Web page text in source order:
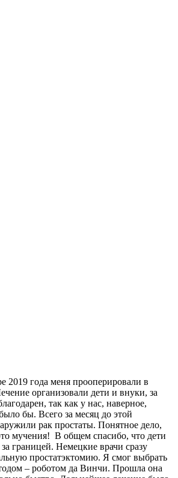
2019 года меня прооперировали в
организовали дети и внуки, за
так как у нас, наверное,
было бы. Всего за месяц до этой
рак простаты. Понятное дело,
мучения! В общем спасибо, что дети
границей. Немецкие врачи сразу
простатэктомию. Я смог выбрать
– роботом да Винчи. Прошла она